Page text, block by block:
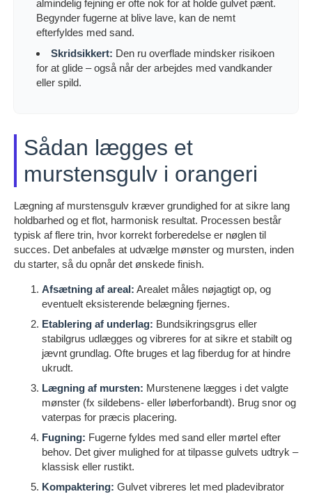
almindelig fejning er ofte nok for at holde gulvet pænt.
Begynder fugerne at blive lave, kan de nemt
efterfyldes med sand.
Skridsikkert: Den ru overflade mindsker risikoen
for at glide – også når der arbejdes med vandkander
eller spild.
Sådan lægges et
murstensgulv i orangeri
Lægning af murstensgulv kræver grundighed for at sikre lang
holdbarhed og et flot, harmonisk resultat. Processen består
typisk af flere trin, hvor korrekt forberedelse er nøglen til
succes. Det anbefales at udvælge mønster og mursten, inden
du starter, så du opnår det ønskede finish.
Afsætning af areal: Arealet måles nøjagtigt op, og
eventuelt eksisterende belægning fjernes.
Etablering af underlag: Bundsikringsgrus eller
stabilgrus udlægges og vibreres for at sikre et stabilt og
jævnt grundlag. Ofte bruges et lag fiberdug for at hindre
ukrudt.
Lægning af mursten: Murstenene lægges i det valgte
mønster (fx sildebens- eller løberforbandt). Brug snor og
vaterpas for præcis placering.
Fugning: Fugerne fyldes med sand eller mørtel efter
behov. Det giver mulighed for at tilpasse gulvets udtryk –
klassisk eller rustikt.
Kompaktering: Gulvet vibreres let med pladevibrator